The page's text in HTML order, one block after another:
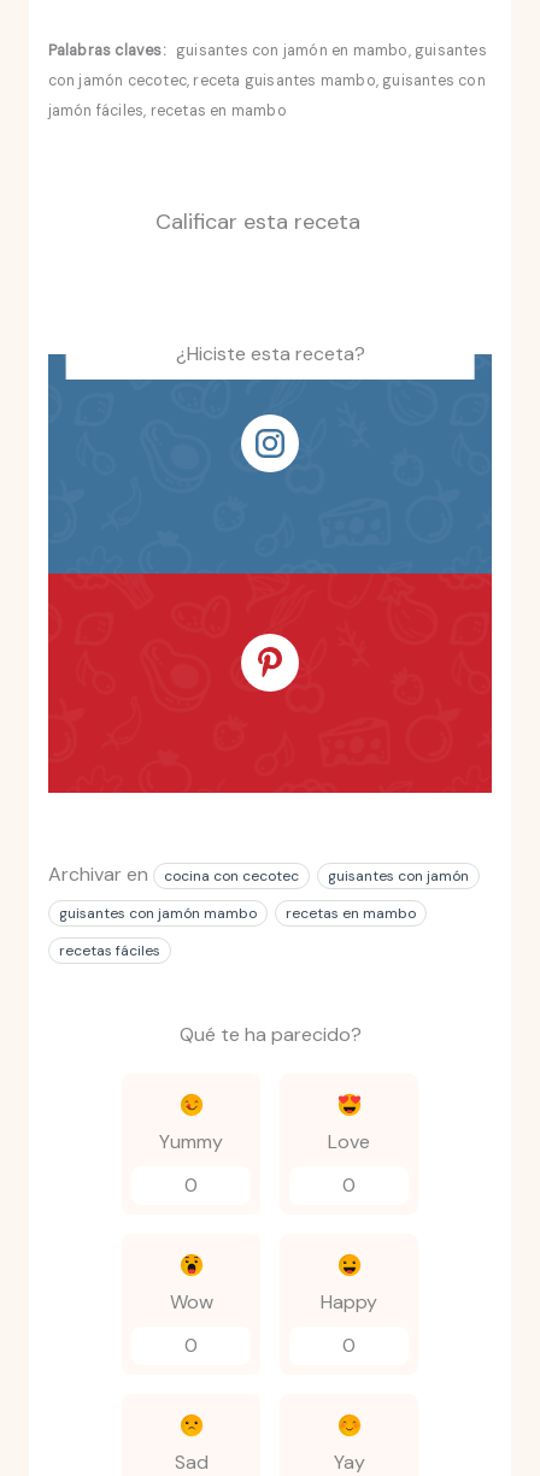
Palabras claves: guisantes con jamón en mambo, guisantes
con jamón cecotec, receta guisantes mambo, guisantes con
jamón fáciles, recetas en mambo
Calificar esta receta
¿Hiciste esta receta?
Archivar en cocina con cecotec
guisantes con jamón
guisantes con jamón mambo
recetas en mambo
recetas fáciles
Qué te ha parecido?
Yummy
0
Love
0
Wow
0
Happy
0
Sad
Yay